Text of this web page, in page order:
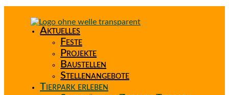
Aktuelles
Feste
Projekte
Baustellen
Stellenangebote
Tierpark erleben